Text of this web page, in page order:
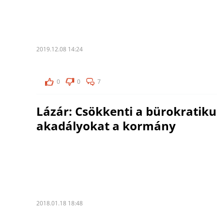
2019.12.08 14:24
0 0 7
Lázár: Csökkenti a
akadályokat a kormány
2018.01.18 18:48